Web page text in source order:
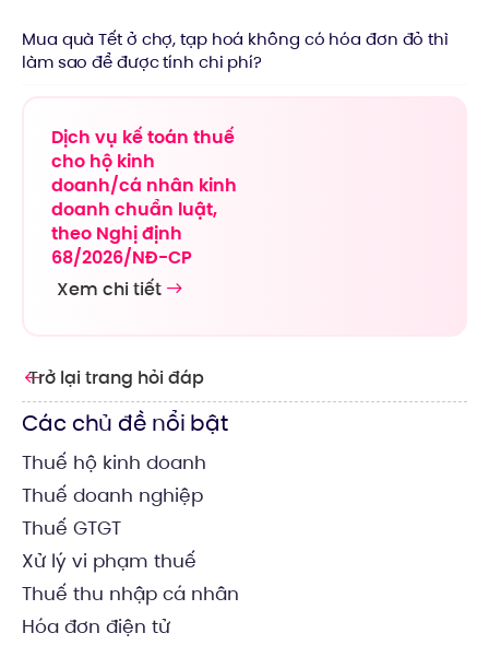
Trở lại trang hỏi đáp
Các chủ đề nổi bật
Thuế hộ kinh doanh
Thuế doanh nghiệp
Thuế GTGT
Xử lý vi phạm thuế
Thuế thu nhập cá nhân
Hóa đơn điện tử
Mua quà Tết ở chợ, tạp hoá không có hóa đơn đỏ thì
làm sao để được tính chi phí?
Dịch vụ kế toán thuế
cho hộ kinh
doanh/cá nhân kinh
doanh chuẩn luật,
theo Nghị định
68/2026/NĐ-CP
Xem chi tiết